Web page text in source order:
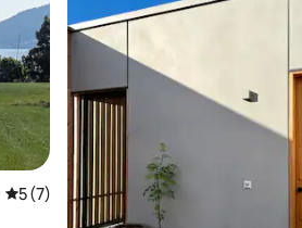
Gemiddelde beoordeling van 5 op 5, 7
5 (7)